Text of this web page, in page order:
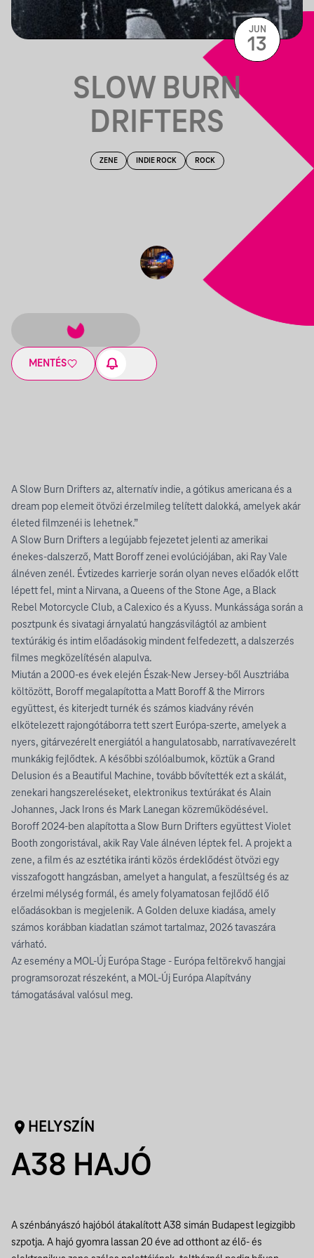
SLOW BURN
DRIFTERS
ZENE INDIE ROCK ROCK
MENTÉS
JUN
13
A Slow Burn Drifters az, alternatív indie, a gótikus americana és a
dream pop elemeit ötvözi érzelmileg telített dalokká, amelyek akár
életed filmzenéi is lehetnek.”
A Slow Burn Drifters a legújabb fejezetet jelenti az amerikai
énekes-dalszerző, Matt Boroff zenei evolúciójában, aki Ray Vale
álnéven zenél. Évtizedes karrierje során olyan neves előadók előtt
lépett fel, mint a Nirvana, a Queens of the Stone Age, a Black
Rebel Motorcycle Club, a Calexico és a Kyuss. Munkássága során a
posztpunk és sivatagi árnyalatú hangzásvilágtól az ambient
textúrákig és intim előadásokig mindent felfedezett, a dalszerzés
filmes megközelítésén alapulva.
Miután a 2000-es évek elején Észak-New Jersey-ből Ausztriába
költözött, Boroff megalapította a Matt Boroff & the Mirrors
együttest, és kiterjedt turnék és számos kiadvány révén
elkötelezett rajongótáborra tett szert Európa-szerte, amelyek a
nyers, gitárvezérelt energiától a hangulatosabb, narratívavezérelt
munkákig fejlődtek. A későbbi szólóalbumok, köztük a Grand
Delusion és a Beautiful Machine, tovább bővítették ezt a skálát,
zenekari hangszereléseket, elektronikus textúrákat és Alain
Johannes, Jack Irons és Mark Lanegan közreműködésével.
Boroff 2024-ben alapította a Slow Burn Drifters együttest Violet
Booth zongoristával, akik Ray Vale álnéven léptek fel. A projekt a
zene, a film és az esztétika iránti közös érdeklődést ötvözi egy
visszafogott hangzásban, amelyet a hangulat, a feszültség és az
érzelmi mélység formál, és amely folyamatosan fejlődő élő
előadásokban is megjelenik. A Golden deluxe kiadása, amely
számos korábban kiadatlan számot tartalmaz, 2026 tavaszára
várható.
Az esemény a MOL-Új Európa Stage - Európa feltörekvő hangjai
programsorozat részeként, a MOL-Új Európa Alapítvány
támogatásával valósul meg.
HELYSZÍN
A38 HAJÓ
A szénbányászó hajóból átakalított A38 simán Budapest legizgibb
szpotja. A hajó gyomra lassan 20 éve ad otthont az élő- és